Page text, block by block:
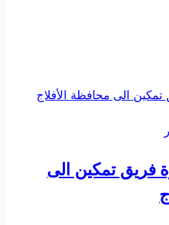
فريق تمكين الى